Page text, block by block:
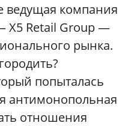
ведущая компания
Retail Group —
рынка.
попыталась
антимонопольная
отношения